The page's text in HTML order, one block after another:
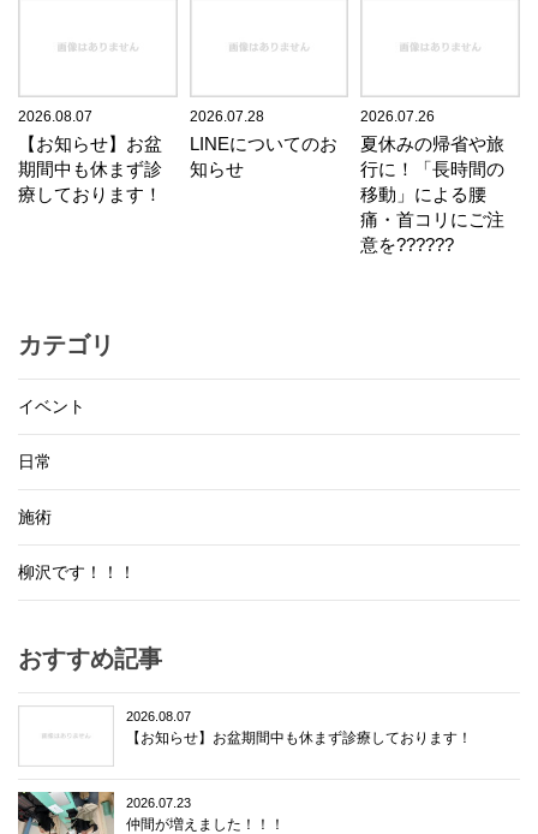
2026.08.07
【お知らせ】お盆
期間中も休まず診
療しております！
2026.07.28
LINEについてのお
知らせ
2026.07.26
夏休みの帰省や旅
行に！「長時間の
移動」による腰
痛・首コリにご注
意を??????
カテゴリ
イベント
日常
施術
柳沢です！！！
おすすめ記事
2026.08.07
【お知らせ】お盆期間中も休まず診療しております！
2026.07.23
仲間が増えました！！！